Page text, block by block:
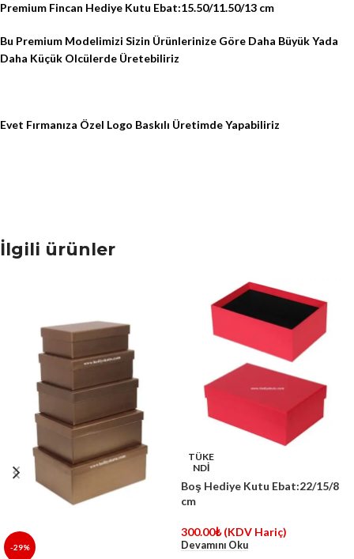
Premium Fincan Hediye Kutu Ebat:15.50/11.50/13 cm
Bu Premium Modelimizi Sizin Ürünlerinize Göre Daha Büyük Yada
Daha Küçük Olcülerde Üretebiliriz
Evet Fırmanıza Özel Logo Baskılı Üretimde Yapabiliriz
İlgili ürünler
-29%
TÜKE
NDİ
Boş Hediye Kutu Ebat:22/15/8
cm
300.00₺ (KDV Hariç)
Devamını Oku